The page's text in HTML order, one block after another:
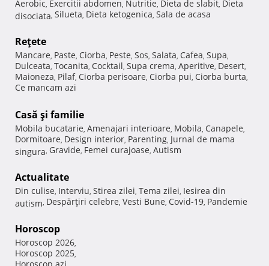
Aerobic, Exercitii abdomen, Nutritie, Dieta de slabit, Dieta
disociata, Silueta, Dieta ketogenica, Sala de acasa
Reţete
Mancare, Paste, Ciorba, Peste, Sos, Salata, Cafea, Supa,
Dulceata, Tocanita, Cocktail, Supa crema, Aperitive, Desert,
Maioneza, Pilaf, Ciorba perisoare, Ciorba pui, Ciorba burta,
Ce mancam azi
Casă şi familie
Mobila bucatarie, Amenajari interioare, Mobila, Canapele,
Dormitoare, Design interior, Parenting, Jurnal de mama
singura, Gravide, Femei curajoase, Autism
Actualitate
Din culise, Interviu, Stirea zilei, Tema zilei, Iesirea din
autism, Despărţiri celebre, Vesti Bune, Covid-19, Pandemie
Horoscop
Horoscop 2026,
Horoscop 2025,